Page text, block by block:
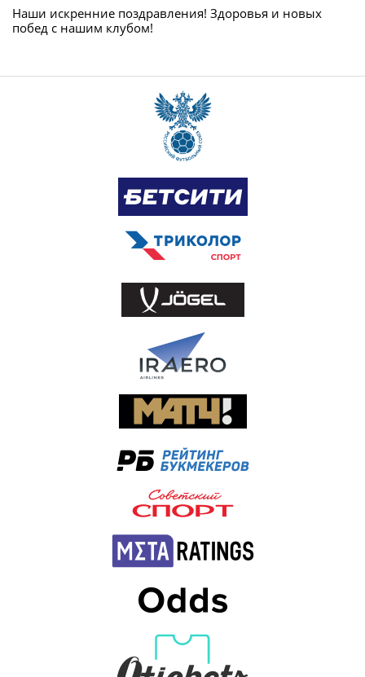
Наши искренние поздравления! Здоровья и новых
побед с нашим клубом!